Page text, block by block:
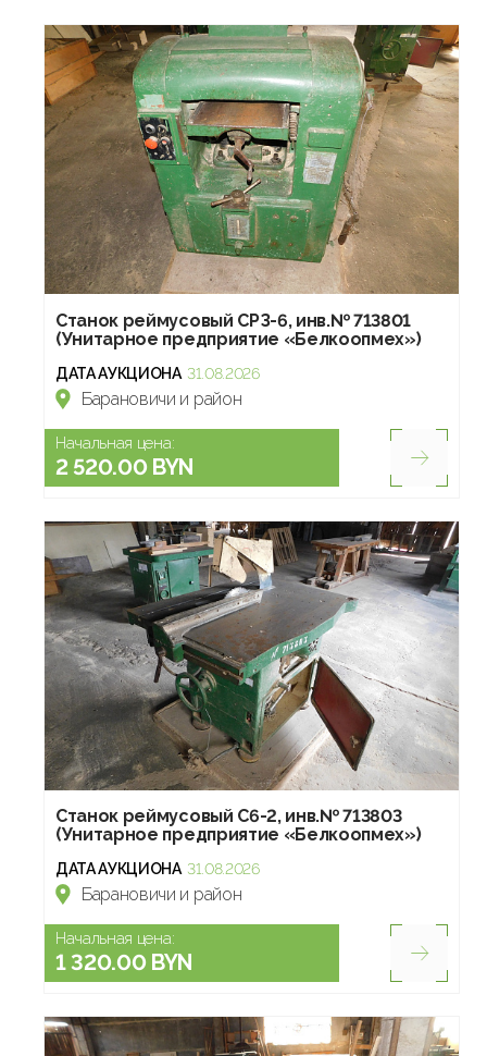
Станок реймусовый СРЗ-6, инв.№ 713801
(Унитарное предприятие «Белкоопмех»)
ДАТА АУКЦИОНА 31.08.2026
Барановичи и район
Начальная цена:
2 520.00 BYN
Станок реймусовый С6-2, инв.№ 713803
(Унитарное предприятие «Белкоопмех»)
ДАТА АУКЦИОНА 31.08.2026
Барановичи и район
Начальная цена:
1 320.00 BYN